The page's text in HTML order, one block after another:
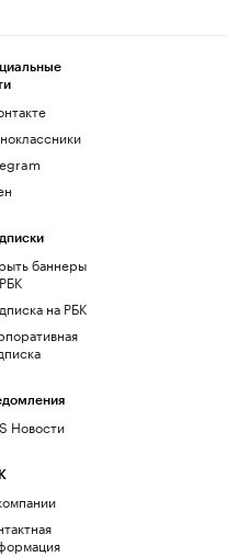
баннеры
на РБК
Новости